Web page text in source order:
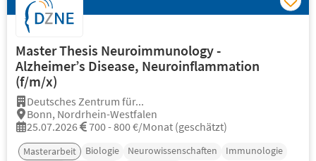
Master Thesis Neuroimmunology -
Alzheimer’s Disease, Neuroinflammation
(f/m/x)
Deutsches Zentrum für...
Bonn, Nordrhein-Westfalen
25.07.2026
700 - 800 €/Monat (geschätzt)
Masterarbeit Biologie Neurowissenschaften
Immunologie